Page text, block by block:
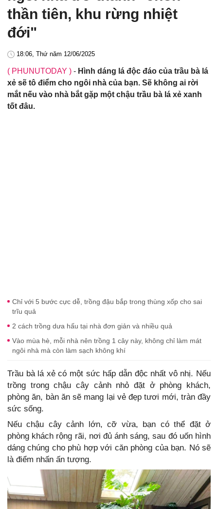
thần tiên, khu rừng nhiệt
đới"
18:06, Thứ năm 12/06/2025
( PHUNUTODAY ) - Hình dáng lá độc đáo của trầu bà lá
xẻ sẽ tô điểm cho ngôi nhà của bạn. Sẽ không ai rời
mắt nếu vào nhà bắt gặp một chậu trầu bà lá xẻ xanh
tốt đâu.
Chỉ với 5 bước cực dễ, trồng đậu bắp trong thùng xốp cho sai
trĩu quả
2 cách trồng dưa hấu tại nhà đơn giản và nhiều quả
Vào mùa hè, mỗi nhà nên trồng 1 cây này, không chỉ làm mát
ngôi nhà mà còn làm sạch không khí
Trầu bà lá xẻ có một sức hấp dẫn độc nhất vô nhị. Nếu
trồng trong chậu cây cảnh nhỏ đặt ở phòng khách,
phòng ăn, bàn ăn sẽ mang lại vẻ đẹp tươi mới, tràn đầy
sức sống.
Nếu chậu cây cảnh lớn, cỡ vừa, bạn có thể đặt ở
phòng khách rộng rãi, nơi đủ ánh sáng, sau đó uốn hình
dáng chúng cho phù hợp với căn phòng của bạn. Nó sẽ
là điểm nhấn ấn tượng.